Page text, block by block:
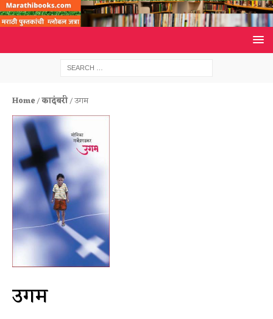
Home/कादंबरी/ उगम
उगम